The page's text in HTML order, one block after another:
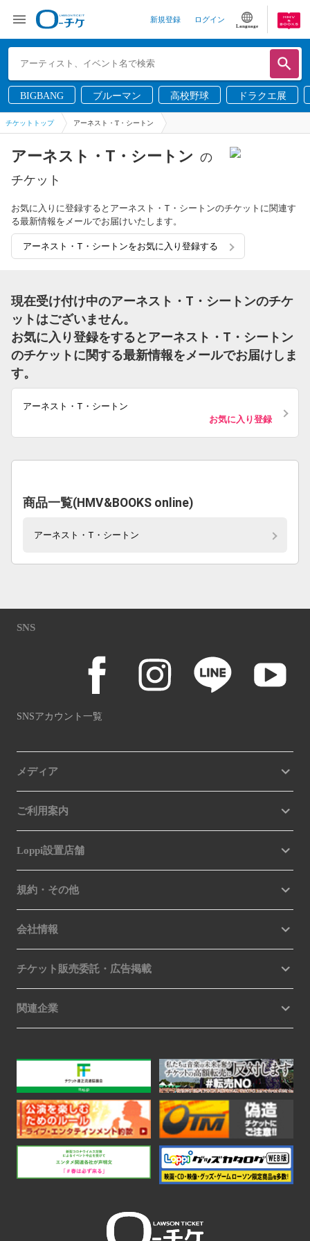
新規登録 ログイン
Language
BIGBANG ブルーマン 高校野球 ドラクエ展
チケットトップ アーネスト・T・シートン
アーネスト・T・シートン の
チケット
お気に入りに登録するとアーネスト・T・シートンのチケットに関連す
る最新情報をメールでお届けいたします。
アーネスト・T・シートンをお気に入り登録する
現在受け付け中のアーネスト・T・シートンのチケ
ットはございません。
お気に入り登録をするとアーネスト・T・シートン
のチケットに関する最新情報をメールでお届けしま
す。
アーネスト・T・シートン
お気に入り登録
商品一覧(HMV&BOOKS online)
アーネスト・T・シートン
SNS
SNSアカウント一覧
メディア
ご利用案内
Loppi設置店舗
規約・その他
会社情報
チケット販売委託・広告掲載
関連企業